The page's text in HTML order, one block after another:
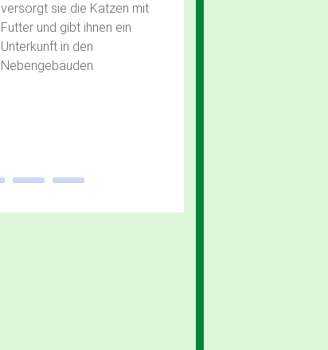
versorgt sie die Katzen mit
Futter und gibt ihnen ein
Unterkunft in den
Nebengebäuden.